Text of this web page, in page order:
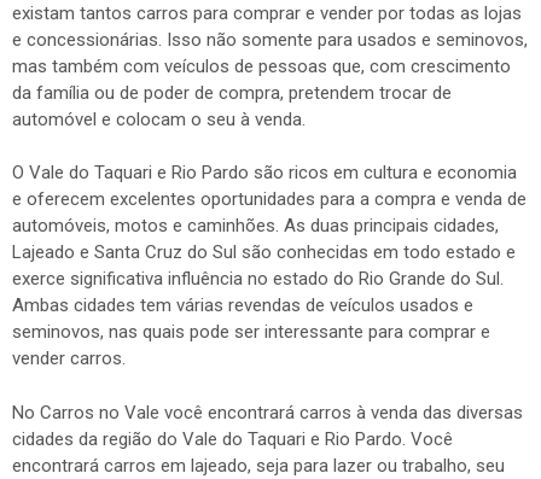
existam tantos carros para comprar e vender por todas as lojas
e concessionárias. Isso não somente para usados e seminovos,
mas também com veículos de pessoas que, com crescimento
da família ou de poder de compra, pretendem trocar de
automóvel e colocam o seu à venda.
O Vale do Taquari e Rio Pardo são ricos em cultura e economia
e oferecem excelentes oportunidades para a compra e venda de
automóveis, motos e caminhões. As duas principais cidades,
Lajeado e Santa Cruz do Sul são conhecidas em todo estado e
exerce significativa influência no estado do Rio Grande do Sul.
Ambas cidades tem várias revendas de veículos usados e
seminovos, nas quais pode ser interessante para comprar e
vender carros.
No Carros no Vale você encontrará carros à venda das diversas
cidades da região do Vale do Taquari e Rio Pardo. Você
encontrará carros em lajeado, seja para lazer ou trabalho, seu